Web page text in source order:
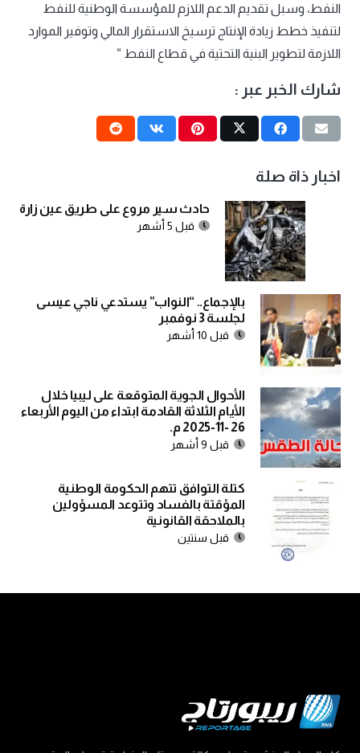
النفط، وسبل تقديم الدعم اللازم للمؤسسة الوطنية للنفط
لتنفيذ خطط زيادة الإنتاج ترسيخ الاستقرار المالي وتوفير الموارد
اللازمة لتطوير البنية التحتية في قطاع النفط “
شارك الخبر عبر :
اخبار ذاة صلة
حادث سير مروع على طريق عين زارة
قبل 5 أشهر
بالإجماع.. “النواب” يستدعي ناجي عيسى
لجلسة 3 نوفمبر
قبل 10 أشهر
الأحوال الجوية المتوقعة على ليبيا خلال
الأيام الثلاثة القادمة ابتداء من اليوم الأربعاء
26 -11-2025 م.
قبل 9 أشهر
كتلة التوافق تتهم الحكومة الوطنية
المؤقتة بالفساد وتتوعد المسؤولين
بالملاحقة القانونية
قبل سنتين